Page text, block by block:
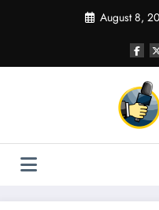
August 8,